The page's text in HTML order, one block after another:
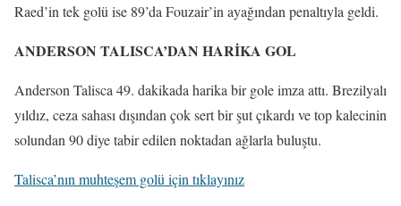
Raed’in tek golü ise 89’da Fouzair’in ayağından penaltıyla geldi.
ANDERSON TALISCA’DAN HARİKA GOL
Anderson Talisca 49. dakikada harika bir gole imza attı. Brezilyalı
yıldız, ceza sahası dışından çok sert bir şut çıkardı ve top kalecinin
solundan 90 diye tabir edilen noktadan ağlarla buluştu.
Talisca’nın muhteşem golü için tıklayınız